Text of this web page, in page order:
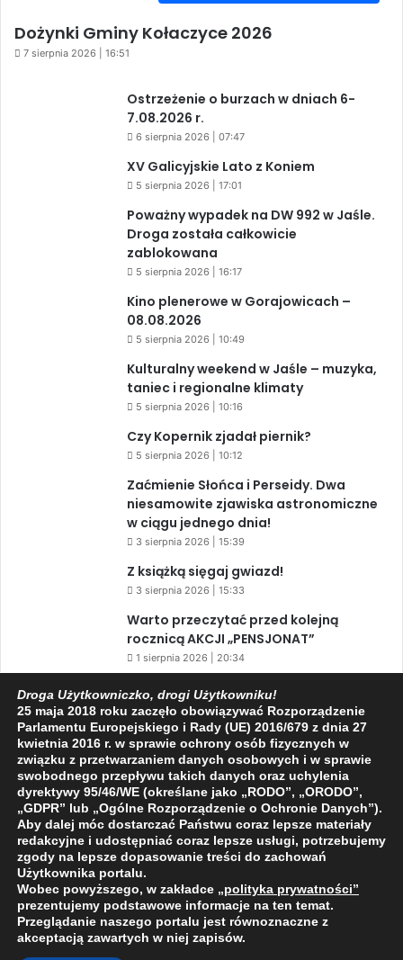
Dożynki Gminy Kołaczyce 2026
7 sierpnia 2026 | 16:51
Ostrzeżenie o burzach w dniach 6-
7.08.2026 r.
6 sierpnia 2026 | 07:47
XV Galicyjskie Lato z Koniem
5 sierpnia 2026 | 17:01
Poważny wypadek na DW 992 w Jaśle.
Droga została całkowicie
zablokowana
5 sierpnia 2026 | 16:17
Kino plenerowe w Gorajowicach –
08.08.2026
5 sierpnia 2026 | 10:49
Kulturalny weekend w Jaśle – muzyka,
taniec i regionalne klimaty
5 sierpnia 2026 | 10:16
Czy Kopernik zjadał piernik?
5 sierpnia 2026 | 10:12
Zaćmienie Słońca i Perseidy. Dwa
niesamowite zjawiska astronomiczne
w ciągu jednego dnia!
3 sierpnia 2026 | 15:39
Z książką sięgaj gwiazd!
3 sierpnia 2026 | 15:33
Warto przeczytać przed kolejną
rocznicą AKCJI „PENSJONAT”
1 sierpnia 2026 | 20:34
Facebook
X YouTube
2009 - 2026 © Wszelkie prawa zastrzeżone
O NAS
REDAKCJA POLITYKA PRYWATNOŚCI
Droga Użytkowniczko, drogi Użytkowniku!
25 maja 2018 roku zaczęło obowiązywać Rozporządzenie
Parlamentu Europejskiego i Rady (UE) 2016/679 z dnia 27
kwietnia 2016 r. w sprawie ochrony osób fizycznych w
związku z przetwarzaniem danych osobowych i w sprawie
swobodnego przepływu takich danych oraz uchylenia
dyrektywy 95/46/WE (określane jako „RODO”, „ORODO”,
„GDPR” lub „Ogólne Rozporządzenie o Ochronie Danych”).
Aby dalej móc dostarczać Państwu coraz lepsze materiały
redakcyjne i udostępniać coraz lepsze usługi, potrzebujemy
zgody na lepsze dopasowanie treści do zachowań
Użytkownika portalu.
Wobec powyższego, w zakładce „polityka prywatności”
prezentujemy podstawowe informacje na ten temat.
Przeglądanie naszego portalu jest równoznaczne z
akceptacją zawartych w niej zapisów.